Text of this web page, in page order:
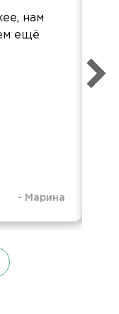
нам
ещё
- Марина